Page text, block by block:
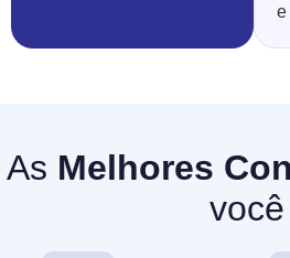
e
As Melhores
você